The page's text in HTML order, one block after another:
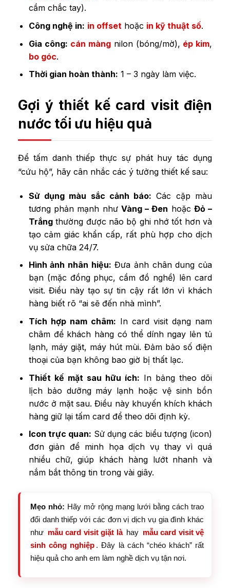
cầm chắc tay).
Công nghệ in: in offset hoặc in kỹ thuật số.
Gia công: cán màng nilon (bóng/mờ), ép kim,
bo góc.
Thời gian hoàn thành: 1 – 3 ngày làm việc.
Gợi ý thiết kế card visit điện
nước tối ưu hiệu quả
Để tấm danh thiếp thực sự phát huy tác dụng
“cứu hộ”, hãy cân nhắc các ý tưởng thiết kế sau:
Sử dụng màu sắc cảnh báo: Các cặp màu
tương phản mạnh như Vàng – Đen hoặc Đỏ –
Trắngthường được não bộ ghi nhớ tốt hơn và
tạo cảm giác khẩn cấp, rất phù hợp cho dịch
vụ sửa chữa 24/7.
Hình ảnh nhân hiệu: Đưa ảnh chân dung của
bạn (mặc đồng phục, cầm đồ nghề) lên card
visit. Điều này tạo sự tin cậy rất lớn vì khách
hàng biết rõ “ai sẽ đến nhà mình”.
Tích hợp nam châm: In card visit dạng nam
châm để khách hàng có thể dính ngay lên tủ
lạnh, máy giặt, máy hút mùi. Đảm bảo số điện
thoại của bạn không bao giờ bị thất lạc.
Thiết kế mặt sau hữu ích: In bảng theo dõi
lịch bảo dưỡng máy lạnh hoặc vệ sinh bồn
nước ở mặt sau. Điều này khuyến khích khách
hàng giữ lại tấm card để theo dõi định kỳ.
Icon trực quan: Sử dụng các biểu tượng (icon)
đơn giản để minh họa dịch vụ thay vì quá
nhiều chữ, giúp khách hàng lướt nhanh và
nắm bắt thông tin trong vài giây.
Mẹo nhỏ: Hãy mở rộng mạng lưới bằng cách trao
đổi danh thiếp với các đơn vị dịch vụ gia đình khác
như mẫu card visit giặt là hay mẫu card visit vệ
sinh công nghiệp . Đây là cách “chéo khách” rất
hiệu quả cho anh em làm nghề dịch vụ tận nơi.